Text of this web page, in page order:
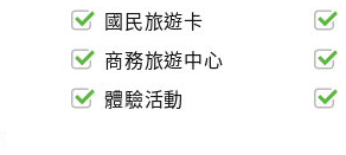
國民旅遊卡
商務旅遊中心
體驗活動